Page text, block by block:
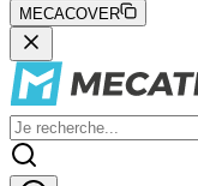
MECACOVER